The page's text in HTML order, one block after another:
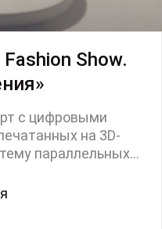
Show.
с цифровыми
на 3D-
параллельных...